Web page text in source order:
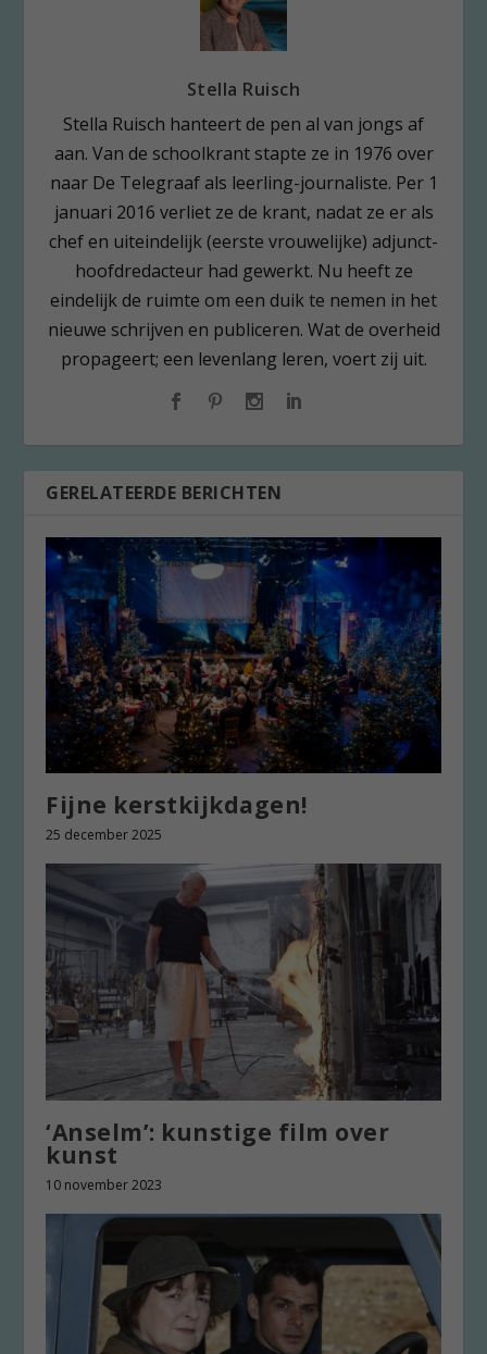
Stella Ruisch
Stella Ruisch hanteert de pen al van jongs af
aan. Van de schoolkrant stapte ze in 1976 over
naar De Telegraaf als leerling-journaliste. Per 1
januari 2016 verliet ze de krant, nadat ze er als
chef en uiteindelijk (eerste vrouwelijke) adjunct-
hoofdredacteur had gewerkt. Nu heeft ze
eindelijk de ruimte om een duik te nemen in het
nieuwe schrijven en publiceren. Wat de overheid
propageert; een levenlang leren, voert zij uit.
GERELATEERDE BERICHTEN
Fijne kerstkijkdagen!
25 december 2025
‘Anselm’: kunstige film over
kunst
10 november 2023